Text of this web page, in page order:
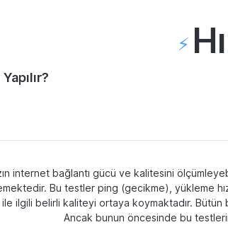
⚡️
internet bağlantı gücü ve kalitesini
Bu testler ping (gecikme), yükleme
ile ilgili belirli kaliteyi ortaya koymaktadır.
Ancak bunun öncesinde bu